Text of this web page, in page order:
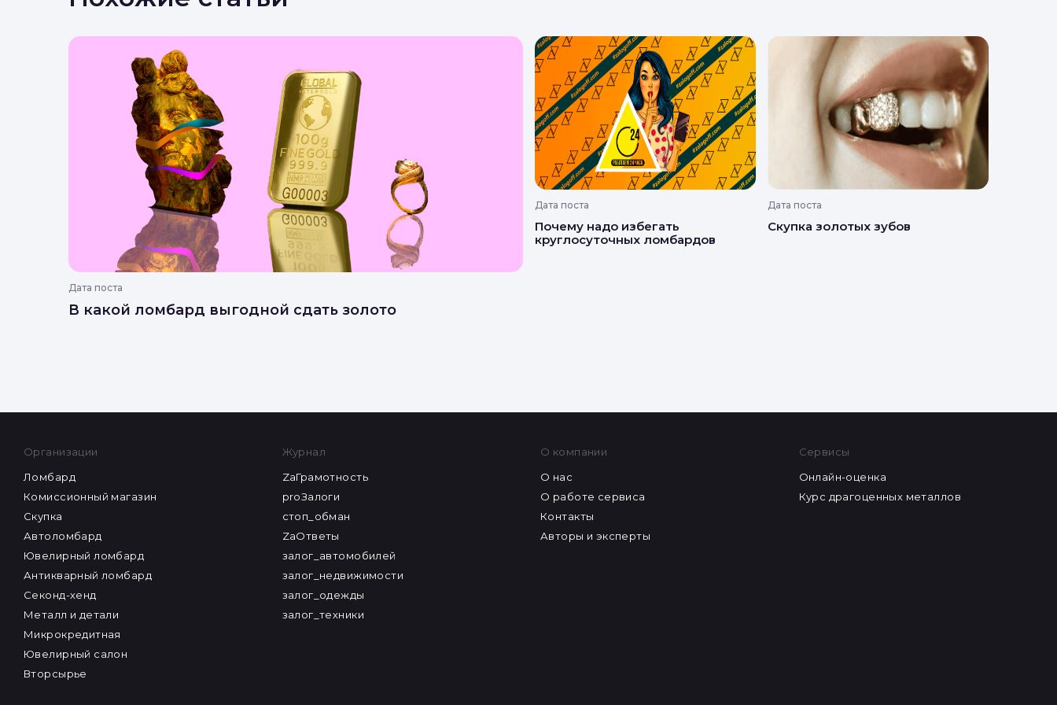
Дата поста
В какой ломбард выгодной сдать золото
Дата поста
Почему надо избегать
круглосуточных ломбардов
Дата поста
Скупка золотых зубов
Организации
Ломбард
Комиссионный магазин
Скупка
Автоломбард
Ювелирный ломбард
Антикварный ломбард
Секонд-хенд
Металл и детали
Микрокредитная
Ювелирный салон
Вторсырье
Журнал
ZaГрамотность
proЗалоги
стоп_обман
ZaОтветы
залог_автомобилей
залог_недвижимости
залог_одежды
залог_техники
О компании
О нас
О работе сервиса
Контакты
Авторы и эксперты
Сервисы
Онлайн-оценка
Курс драгоценных металлов